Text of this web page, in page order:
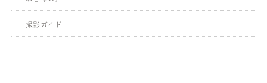
撮影ガイド